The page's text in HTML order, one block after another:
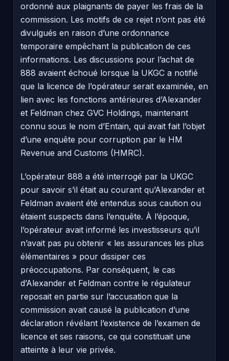
ordonné aux plaignants de payer les frais de la
commission. Les motifs de ce rejet n’ont pas été
divulgués en raison d’une ordonnance
temporaire empêchant la publication de ces
informations. Les discussions pour l’achat de
888 avaient échoué lorsque la UKGC a notifié
que la licence de l’opérateur serait examinée, en
lien avec les fonctions antérieures d’Alexander
et Feldman chez GVC Holdings, maintenant
connu sous le nom d’Entain, qui avait fait l’objet
d’une enquête pour corruption par le HM
Revenue and Customs (HMRC).
L’opérateur 888 a été interrogé par la UKGC
pour savoir s’il était au courant qu’Alexander et
Feldman avaient été entendus sous caution ou
étaient suspects dans l’enquête. À l’époque,
l’opérateur avait informé les investisseurs qu’il
n’avait pas pu obtenir « les assurances les plus
élémentaires » pour dissiper ces
préoccupations. Par conséquent, le cas
d’Alexander et Feldman contre le régulateur
reposait en partie sur l’accusation que la
commission avait causé la publication d’une
déclaration révélant l’existence de l’examen de
licence et ses raisons, ce qui constituait une
atteinte à leur vie privée.